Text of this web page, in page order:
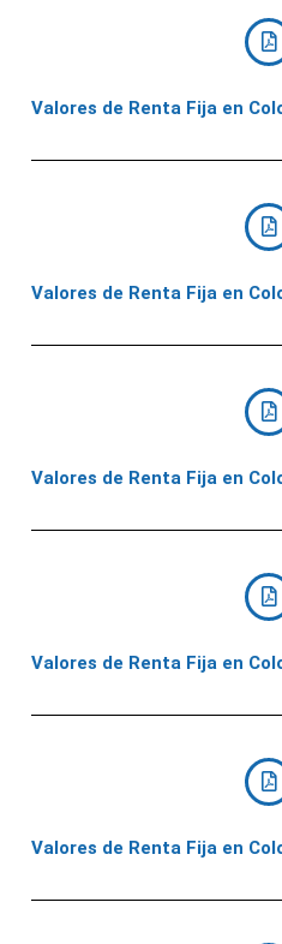
Valores de Renta Fija en
Valores de Renta Fija en
Valores de Renta Fija en
Valores de Renta Fija en
Valores de Renta Fija en